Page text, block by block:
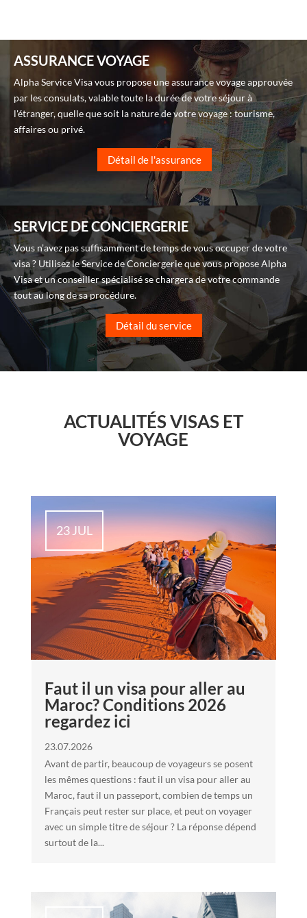
ASSURANCE VOYAGE
Alpha Service Visa vous propose une assurance voyage approuvée
par les consulats, valable toute la durée de votre séjour à
l'étranger, quelle que soit la nature de votre voyage : tourisme,
affaires ou privé.
Détail de l'assurance
SERVICE DE CONCIERGERIE
Vous n’avez pas suffisamment de temps de vous occuper de votre
visa ? Utilisez le Service de Conciergerie que vous propose Alpha
Visa et un conseiller spécialisé se chargera de votre commande
tout au long de sa procédure.
Détail du service
ACTUALITÉS VISAS ET
VOYAGE
Faut il un visa pour aller au
Maroc? Conditions 2026
regardez ici
23.07.2026
Avant de partir, beaucoup de voyageurs se posent
les mêmes questions : faut il un visa pour aller au
Maroc, faut il un passeport, combien de temps un
Français peut rester sur place, et peut on voyager
avec un simple titre de séjour ? La réponse dépend
surtout de la...
23 JUL